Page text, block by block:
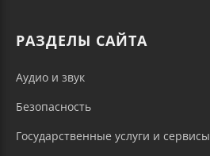
РАЗДЕЛЫ САЙТА
Аудио и звук
Безопасность
Государственные услуги и сервисы